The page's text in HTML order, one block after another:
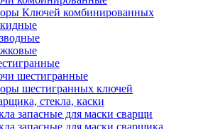
Ключей комбинированных
шестигранные
шестигранных ключей
стекла, каски
запасные для маски сварщи
запасные для маски сварщика